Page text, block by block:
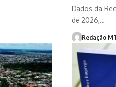
Dados da
de 2026,…
Redação